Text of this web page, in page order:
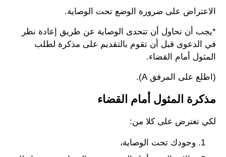
الاعتراض على ضرورة الوضع تحت الوصاية.
*يجب أن تحاول أن تتحدى الوصاية عن طريق إعادة نظر
في الدعوى قبل أن تقوم بالتقديم على مذكرة لطلب
المثول أمام القضاء.
(اطلع على المرفق A).
مذكرة المثول أمام القضاء
لكي تعترض على كلا من:
وجودك تحت الوصاية،